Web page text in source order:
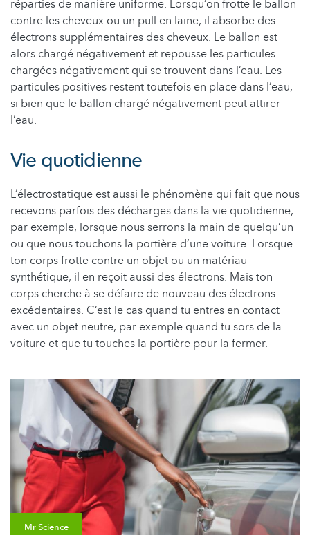
réparties de manière uniforme. Lorsqu’on frotte le ballon
contre les cheveux ou un pull en laine, il absorbe des
électrons supplémentaires des cheveux. Le ballon est
alors chargé négativement et repousse les particules
chargées négativement qui se trouvent dans l’eau. Les
particules positives restent toutefois en place dans l’eau,
si bien que le ballon chargé négativement peut attirer
l’eau.
Vie quotidienne
L’électrostatique est aussi le phénomène qui fait que nous
recevons parfois des décharges dans la vie quotidienne,
par exemple, lorsque nous serrons la main de quelqu’un
ou que nous touchons la portière d’une voiture. Lorsque
ton corps frotte contre un objet ou un matériau
synthétique, il en reçoit aussi des électrons. Mais ton
corps cherche à se défaire de nouveau des électrons
excédentaires. C’est le cas quand tu entres en contact
avec un objet neutre, par exemple quand tu sors de la
voiture et que tu touches la portière pour la fermer.
Mr Science